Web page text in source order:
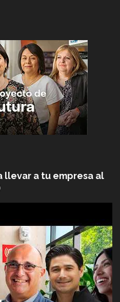
llevar a tu empresa al